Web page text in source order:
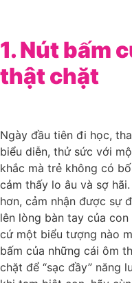
1. Nút bấm
thật chặt
Ngày đầu tiên đi học,
biểu diễn, thử sức với
khắc mà trẻ không có
cảm thấy lo âu và sợ
hơn, cảm nhận được sự
lên lòng bàn tay của
cứ một biểu tượng nào
bấm của những cái ôm
chặt để “sạc đầy” năng